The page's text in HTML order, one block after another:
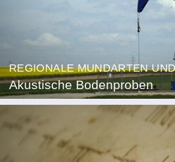
REGIONALE MUNDARTEN
Akustische Bodenproben